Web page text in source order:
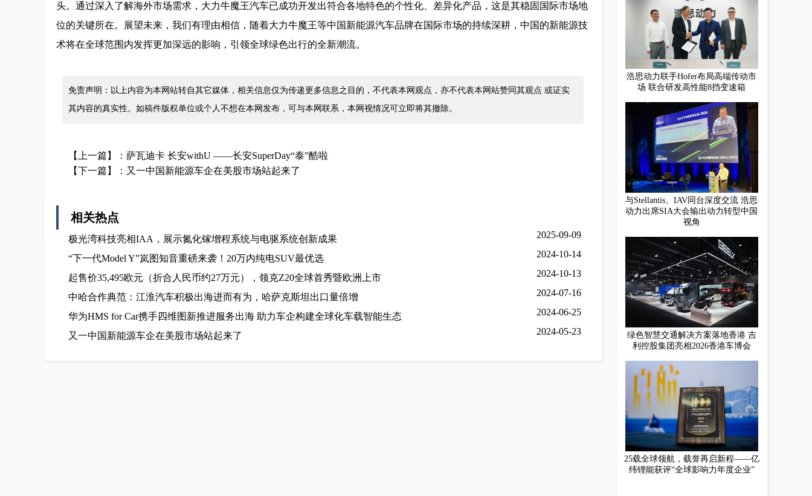
头。通过深入了解海外市场需求，大力牛魔王汽车已成功开发出符合各地特色的个性化、差异化产品，这是其稳固国际市场地
位的关键所在。展望未来，我们有理由相信，随着大力牛魔王等中国新能源汽车品牌在国际市场的持续深耕，中国的新能源技
术将在全球范围内发挥更加深远的影响，引领全球绿色出行的全新潮流。
免责声明：以上内容为本网站转自其它媒体，相关信息仅为传递更多信息之目的，不代表本网观点，亦不代表本网站赞同其观点 或证实
其内容的真实性。如稿件版权单位或个人不想在本网发布，可与本网联系，本网视情况可立即将其撤除。
【上一篇】： 萨瓦迪卡 长安withU ——长安SuperDay“泰”酷啦
【下一篇】： 又一中国新能源车企在美股市场站起来了
相关热点
极光湾科技亮相IAA，展示氮化镓增程系统与电驱系统创新成果 2025-09-09
“下一代Model Y”岚图知音重磅来袭！20万内纯电SUV最优选 2024-10-14
起售价35,495欧元（折合人民币约27万元），领克Z20全球首秀暨欧洲上市 2024-10-13
中哈合作典范：江淮汽车积极出海进而有为，哈萨克斯坦出口量倍增 2024-07-16
华为HMS for Car携手四维图新推进服务出海 助力车企构建全球化车载智能生态 2024-06-25
又一中国新能源车企在美股市场站起来了 2024-05-23
浩思动力联手Hofer布局高端传动市
场 联合研发高性能8挡变速箱
与Stellantis、IAV同台深度交流 浩思
动力出席SIA大会输出动力转型中国
视角
绿色智慧交通解决方案落地香港 吉
利控股集团亮相2026香港车博会
25载全球领航，载誉再启新程——亿
纬锂能获评“全球影响力年度企业”